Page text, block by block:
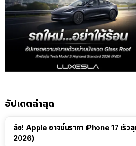
อัปเดตล่าสุด
ลือ! Apple อาจขึ้นราคา iPhone 17 เร็ว
2026)